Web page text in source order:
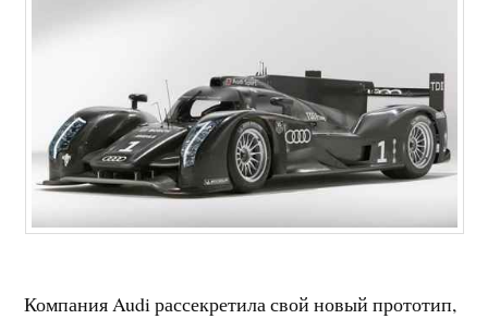
Компания Audi рассекретила свой новый прототип,